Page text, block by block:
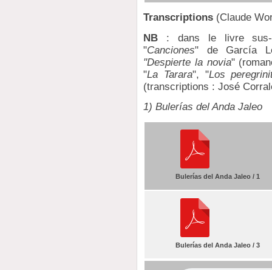
Transcriptions (Claude
NB : dans le livre sus-
"Canciones" de García
"Despierte la novia"
"La Tarara", "Los
(transcriptions : José
1) Bulerías del Anda Jaleo
Bulerías del Anda Jaleo / 1
Bulerías del Anda Jaleo / 3